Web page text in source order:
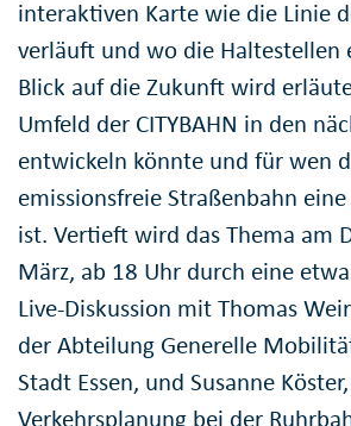
interaktiven Karte wie die Linie
verläuft und wo die Haltestellen
Blick auf die Zukunft wird
Umfeld der CITYBAHN in den
entwickeln könnte und für wen
emissionsfreie Straßenbahn
ist. Vertieft wird das Thema am
März, ab 18 Uhr durch eine
Live-Diskussion mit Thomas
der Abteilung Generelle
Stadt Essen, und Susanne
Verkehrsplanung bei der